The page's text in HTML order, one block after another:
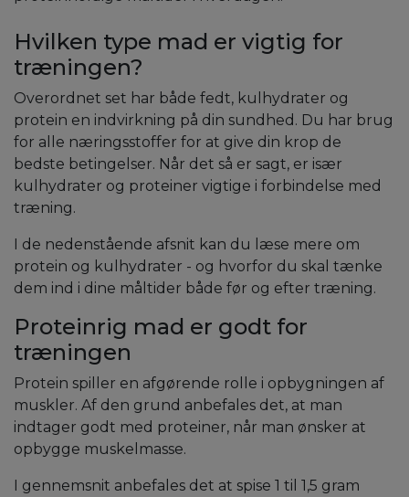
Hvilken type mad er vigtig for
træningen?
Overordnet set har både fedt, kulhydrater og
protein en indvirkning på din sundhed. Du har brug
for alle næringsstoffer for at give din krop de
bedste betingelser. Når det så er sagt, er især
kulhydrater og proteiner vigtige i forbindelse med
træning.
I de nedenstående afsnit kan du læse mere om
protein og kulhydrater - og hvorfor du skal tænke
dem ind i dine måltider både før og efter træning.
Proteinrig mad er godt for
træningen
Protein spiller en afgørende rolle i opbygningen af
muskler. Af den grund anbefales det, at man
indtager godt med proteiner, når man ønsker at
opbygge muskelmasse.
I gennemsnit anbefales det at spise 1 til 1,5 gram